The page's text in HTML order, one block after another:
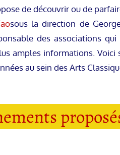
de découvrir ou de
sous la direction de
des associations
amples informations.
au sein des Arts